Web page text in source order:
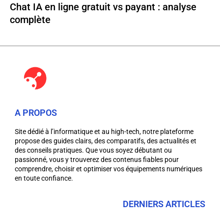
Chat IA en ligne gratuit vs payant : analyse
complète
A PROPOS
Site dédié à l’informatique et au high-tech, notre plateforme
propose des guides clairs, des comparatifs, des actualités et
des conseils pratiques. Que vous soyez débutant ou
passionné, vous y trouverez des contenus fiables pour
comprendre, choisir et optimiser vos équipements numériques
en toute confiance.
DERNIERS ARTICLES